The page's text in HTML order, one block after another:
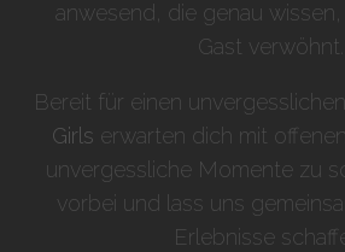
anwesend, die genau
Gast verwöhnt.
Bereit für einen
Girls erwarten dich mit
unvergessliche Momente zu
vorbei und lass uns
Erlebnisse